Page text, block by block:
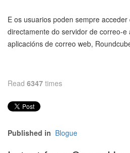
E os usuarios poden sempre
directamente do servidor de correo-e
aplicacións de correo web,
Read 6347 times
Published in Blogue